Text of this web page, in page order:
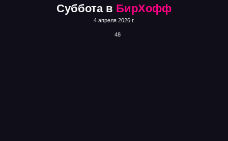
Суббота в БирХофф
4 апреля 2026 г.
48